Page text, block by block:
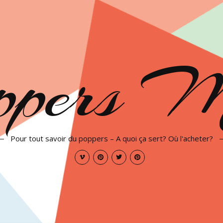
Pour tout savoir du poppers – A quoi ça sert? Où l'acheter?